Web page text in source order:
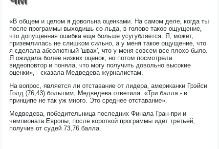
«В общем и целом я довольна оценками. На самом деле, когда ты
после программы выходишь со льда, в голове такое ощущение,
что допущенная ошибка еще больше усугубляется. Я, может,
приземлилась не слишком сильно, а у меня такое ощущение, что
я сделала абсолютный 'швах', что у меня совсем все плохо было.
Я ожидала более низких оценок, но потом посмотрела
видеоповтор и поняла, что могу получить довольно высокие
оценки», - сказала Медведева журналистам.
На вопрос, является ли отставание от лидера, американки Грэйси
Голд (76,43) большим, Медведева ответила: «Три балла - в
принципе не так уж много. Это среднее отставание».
Медведева, победительница последних Финала Гран-при и
чемпионата Европы, после короткой программы идет третьей,
получив от судей 73,76 балла.